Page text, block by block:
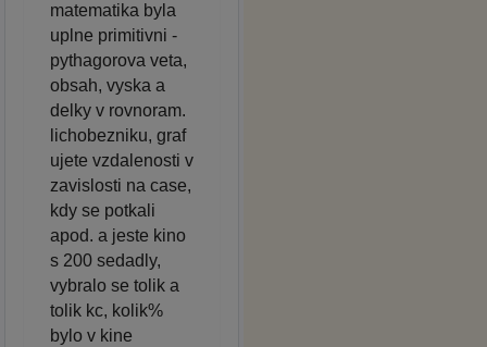
matematika byla
uplne primitivni -
pythagorova veta,
obsah, vyska a
delky v rovnoram.
lichobezniku, graf
ujete vzdalenosti v
zavislosti na case,
kdy se potkali
apod. a jeste kino
s 200 sedadly,
vybralo se tolik a
tolik kc, kolik%
bylo v kine